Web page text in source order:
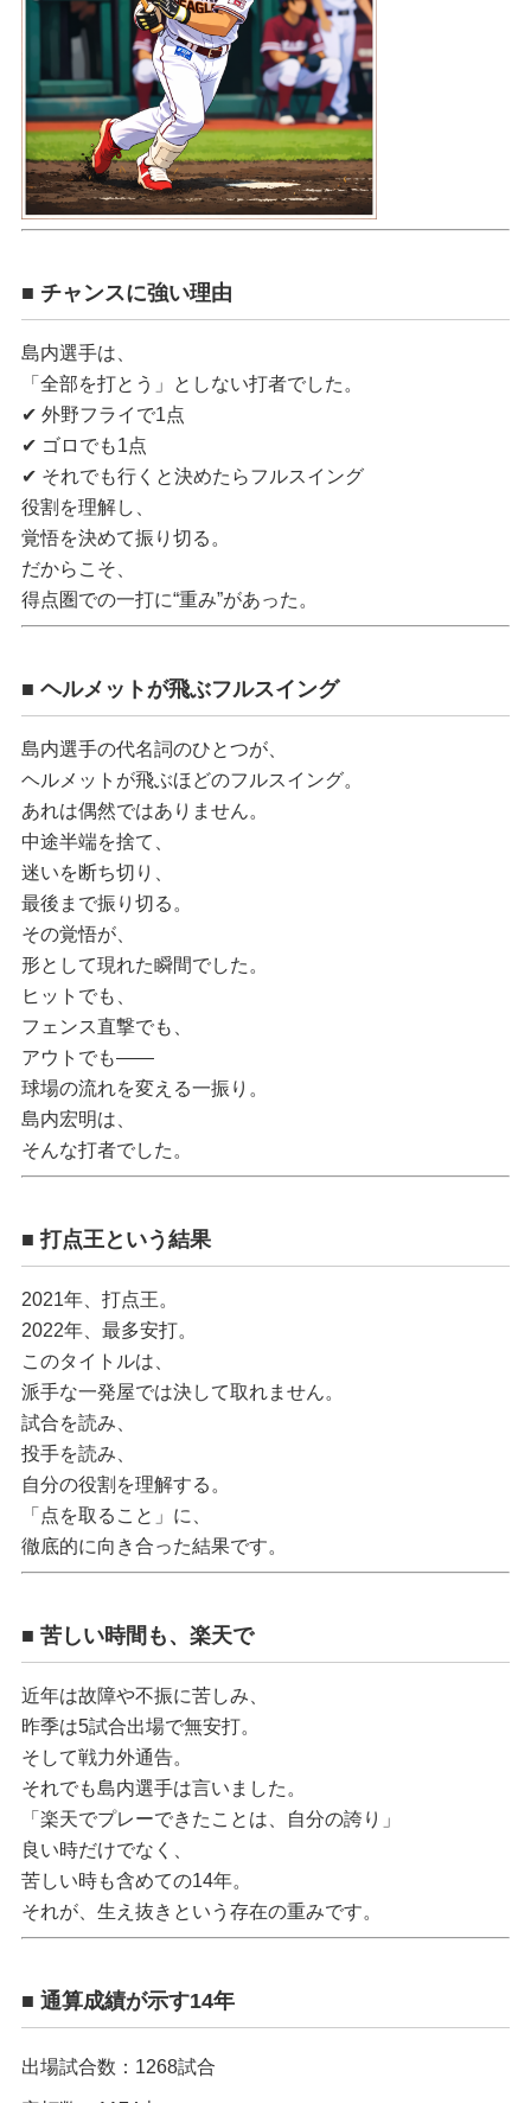
■ チャンスに強い理由
島内選手は、
「全部を打とう」としない打者でした。
✔ 外野フライで1点
✔ ゴロでも1点
✔ それでも行くと決めたらフルスイング
役割を理解し、
覚悟を決めて振り切る。
だからこそ、
得点圏での一打に“重み”があった。
■ ヘルメットが飛ぶフルスイング
島内選手の代名詞のひとつが、
ヘルメットが飛ぶほどのフルスイング。
あれは偶然ではありません。
中途半端を捨て、
迷いを断ち切り、
最後まで振り切る。
その覚悟が、
形として現れた瞬間でした。
ヒットでも、
フェンス直撃でも、
アウトでも――
球場の流れを変える一振り 。
島内宏明は、
そんな打者でした。
■ 打点王という結果
2021年、 打点王。
2022年、 最多安打。
このタイトルは、
派手な一発屋では決して取れません。
試合を読み、
投手を読み、
自分の役割を理解する。
「点を取ること」に、
徹底的に向き合った結果です。
■ 苦しい時間も、楽天で
近年は故障や不振に苦しみ、
昨季は5試合出場で無安打。
そして戦力外通告。
それでも島内選手は言いました。
「楽天でプレーできたことは、自分の誇り」
良い時だけでなく、
苦しい時も含めての14年。
それが、生え抜きという存在の重みです。
■ 通算成績が示す14年
出場試合数：1268試合